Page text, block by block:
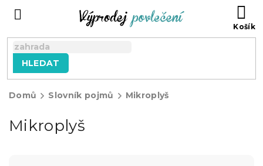
HLEDAT
Domů Slovník pojmů Mikroplyš
Mikroplyš